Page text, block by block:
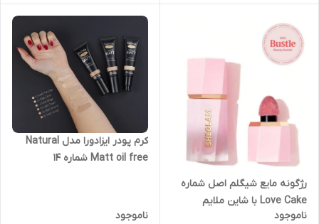
رژگونه مایع شیگلم اصل شماره
Love Cake با شاین ملایم
ناموجود
کرم پودر ایزادورا مدل Natural
Matt oil free شماره 14
ناموجود